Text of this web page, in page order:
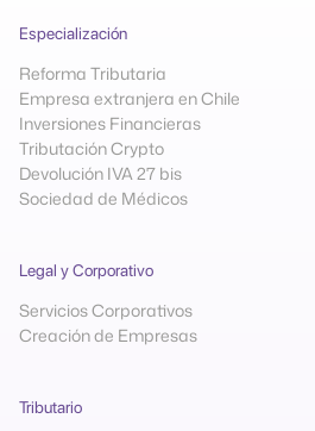
Especialización
Reforma Tributaria
Empresa extranjera en Chile
Inversiones Financieras
Tributación Crypto
Devolución IVA 27 bis
Sociedad de Médicos
Legal y Corporativo
Servicios Corporativos
Creación de Empresas
Tributario